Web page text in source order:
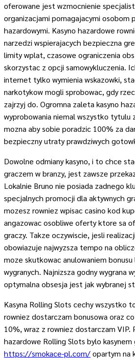
oferowane jest wzmocnienie
organizacjami pomagajacymi osobom
hazardowymi. Kasyno hazardowe
narzedzi wspierajacych bezpieczna
limity wplat, czasowe ograniczenia
skorzystac z opcji samowykluczenia.
internet tylko wymienia wskazowki,
narkotykow mogli sprobowac, gdy
zajrzyj do. Ogromna zaleta kasyno
wyprobowania niemal wszystko tytulu
mozna aby sobie poradzic 100% za
bezpieczny utraty prawdziwych
Dowolne odmiany kasyno, i to chce
graczem w branzy, jest zawsze
Lokalnie Bruno nie posiada zadnego
specjalnych promocji dla aktywnych
mozesz rowniez wpisac casino kod
angazowac osobliwe oferty ktore sa
graczy. Takze oczywiscie, jesli
obowiazuje najwyzsza tempo na
moze skutkowac anulowaniem
wygranych. Najnizsza godny wygrana
optymalna obsesja jest jak wybranej
Kasyna Rolling Slots cechy wszystko
rowniez dostarczam bonusowa oraz
10%, wraz z rowniez dostarczam VIP.
hazardowe Rolling Slots bylo kasynem
https://smokace-pl.com/opartym na